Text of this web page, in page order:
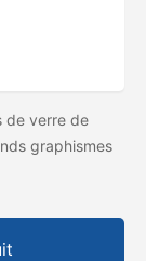
de verre de
graphismes